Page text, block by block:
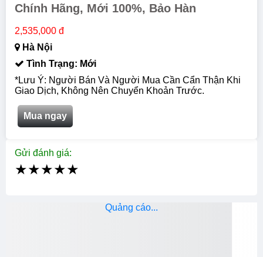
Chính Hãng, Mới 100%, Bảo Hàn
2,535,000 đ
Hà Nội
Tình Trạng: Mới
*Lưu Ý: Người Bán Và Người Mua Cần Cẩn Thận Khi
Giao Dịch, Không Nên Chuyển Khoản Trước.
Mua ngay
Gửi đánh giá:
★★★★★